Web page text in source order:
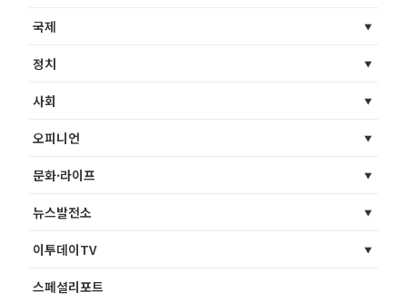
국제
정치
사회
오피니언
문화·라이프
뉴스발전소
이투데이TV
스페셜리포트